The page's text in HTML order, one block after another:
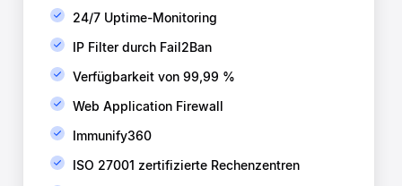
24/7 Uptime-Monitoring
IP Filter durch Fail2Ban
Verfügbarkeit von 99,99 %
Web Application Firewall
Immunify360
ISO 27001 zertifizierte Rechenzentren​